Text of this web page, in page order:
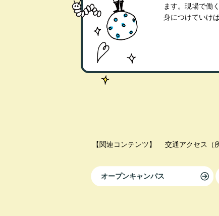
ます。現場で働
身につけていけ
【関連コンテンツ】 交通アクセス（
オープンキャンパス